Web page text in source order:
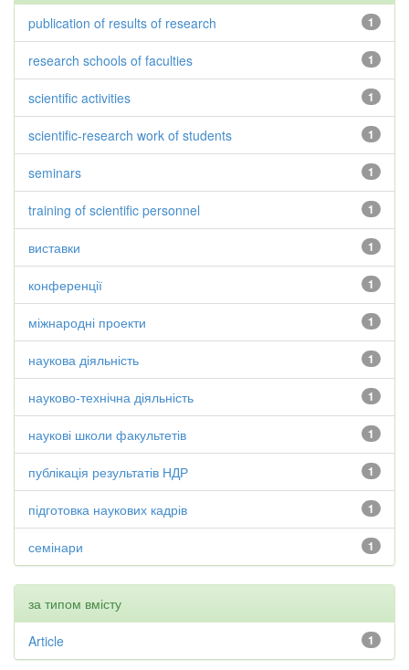
1
publication of results of research
1
research schools of faculties
1
scientific activities
1
scientific-research work of students
1
seminars
1
training of scientific personnel
1
виставки
1
конференції
1
міжнародні проекти
1
наукова діяльність
1
науково-технічна діяльність
1
наукові школи факультетів
1
публікація результатів НДР
1
підготовка наукових кадрів
1
семінари
за типом вмісту
1
Article